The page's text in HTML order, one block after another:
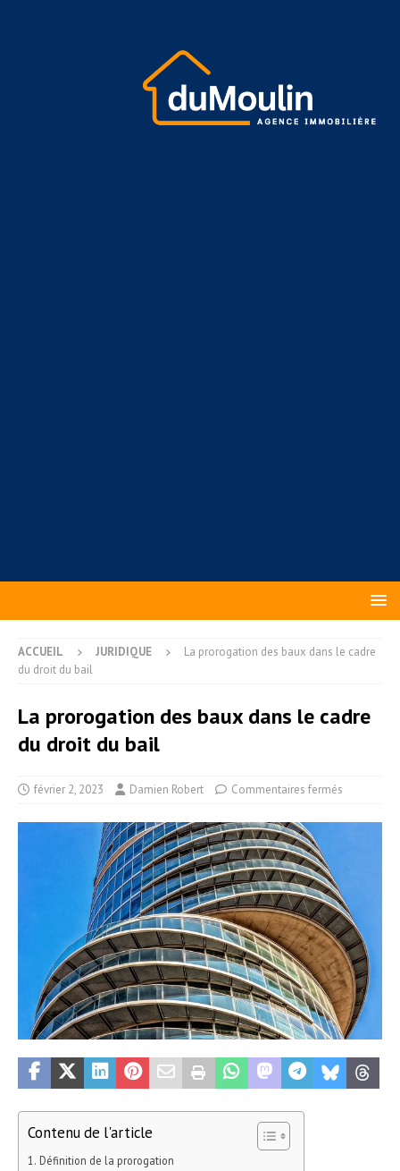
ACCUEIL JURIDIQUE
La prorogation des baux dans le cadre
du droit du bail
La prorogation des baux dans le cadre
du droit du bail
février 2, 2023 Damien Robert Commentaires fermés
Contenu de l'article
Définition de la prorogation